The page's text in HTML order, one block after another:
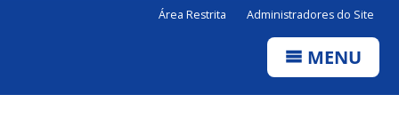
Área Restrita Administradores do Site
MENU